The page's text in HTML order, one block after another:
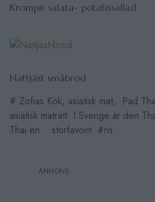
Krompir salata- potatissallad
Nattjäst småbröd
# Zofias Kök, asiatisk mat, Pad
asiatisk maträtt. I Sverige är den
Thai en storfavorit. #ris